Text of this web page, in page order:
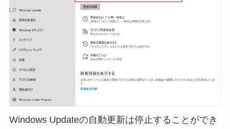
Windows Updateの自動更新は停止することができ